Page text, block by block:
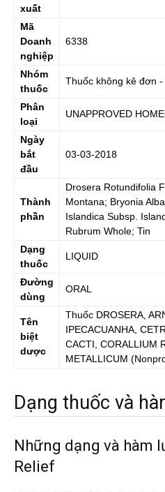
xuất
Mã
Doanh
nghiệp
6338
Nhóm
thuốc
Thuốc không kê đơn
Phân
loại
UNAPPROVED
Ngày
bắt
đầu
03-03-2018
Thành
phần
Drosera Rotundifolia
Montana; Bryonia
Islandica Subsp.
Rubrum Whole; Tin
Dạng
thuốc
LIQUID
Đường
dùng
ORAL
Tên
biệt
dược
Thuốc DROSERA,
IPECACUANHA,
CACTI, CORALLIUM
METALLICUM
Dạng thuốc và
Những dạng và hàm
Relief